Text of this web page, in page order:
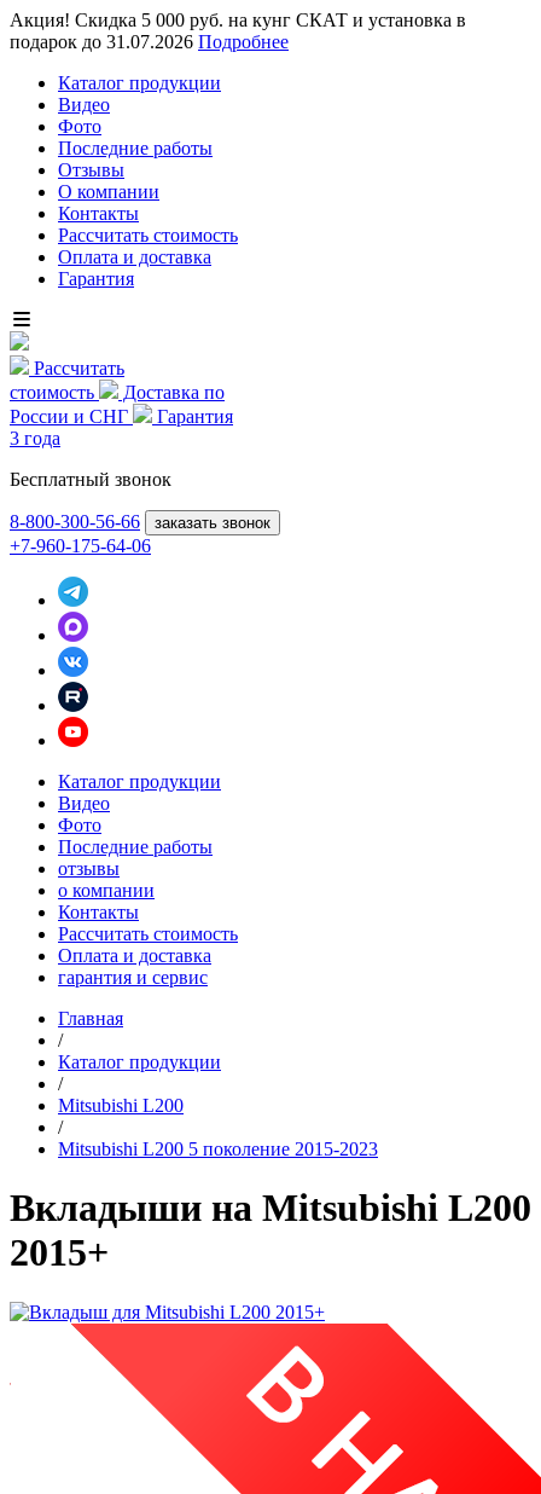
Акция! Скидка 5 000 руб. на кунг СКАТ и установка в
подарок до 31.07.2026 Подробнее
Каталог продукции
Видео
Фото
Последние работы
Отзывы
О компании
Контакты
Рассчитать стоимость
Оплата и доставка
Гарантия
Рассчитать
стоимость
Доставка по
России и СНГ
Гарантия
3 года
Бесплатный звонок
8-800-300-56-66 заказать звонок
+7-960-175-64-06
Каталог продукции
Видео
Фото
Последние работы
отзывы
о компании
Контакты
Рассчитать стоимость
Оплата и доставка
гарантия и сервис
Главная
/
Каталог продукции
/
Mitsubishi L200
/
Mitsubishi L200 5 поколение 2015-2023
Вкладыши на Mitsubishi L200
2015+